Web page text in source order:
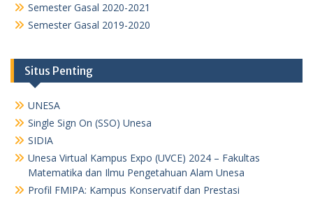
Semester Gasal 2020-2021
Semester Gasal 2019-2020
Situs Penting
UNESA
Single Sign On (SSO) Unesa
SIDIA
Unesa Virtual Kampus Expo (UVCE) 2024 – Fakultas
Matematika dan Ilmu Pengetahuan Alam Unesa
Profil FMIPA: Kampus Konservatif dan Prestasi